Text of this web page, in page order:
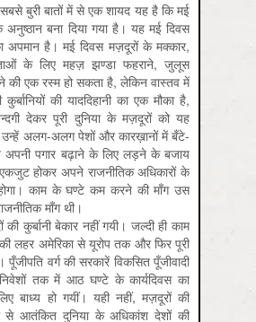
बुरी बातों में से एक शायद यह है कि मई
बना दिया गया है। यह मई दिवस
अपमान है। मई दिवस मज़दूरों के मक्कार,
के लिए महज़ झण्डा फहराने, जुलूस
की एक रस्म हो सकता है, लेकिन वास्तव में
की याददिहानी का एक मौका है,
देकर पूरी दुनिया के मज़दूरों को यह
उन्हें अलग-अलग पेशों और कारख़ानों में बँटे-
पगार बढ़ाने के लिए लड़ने के बजाय
होकर अपने राजनीतिक अधिकारों के
काम के घण्टे कम करने की माँग उस
माँग थी।
कुर्बानी बेकार नहीं गयी। जल्दी ही काम
लहर अमेरिका से यूरोप तक और फिर पूरी
वर्ग की सरकारें विकसित पूँजीवादी
तक में आठ घण्टे के कार्यदिवस का
बाध्य हो गयीं। यही नहीं, मज़दूरों की
से आतंकित दुनिया के अधिकांश देशों की